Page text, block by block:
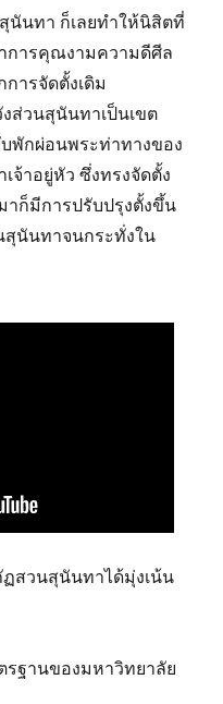
นันทา ก็เลยทำให้นิสิตที่
การคุณงามความดีศีล
ารจัดตั้งเดิม
ส่วนสุนันทาเป็นเขต
พักผ่อนพระท่าทางของ
จ้าอยู่หัว ซึ่งทรงจัดตั้ง
ก็มีการปรับปรุงตั้งขึ้น
นันทาจนกระทั่งใน
สวนสุนันทาได้มุ่งเน้น
รฐานของมหาวิทยาลัย